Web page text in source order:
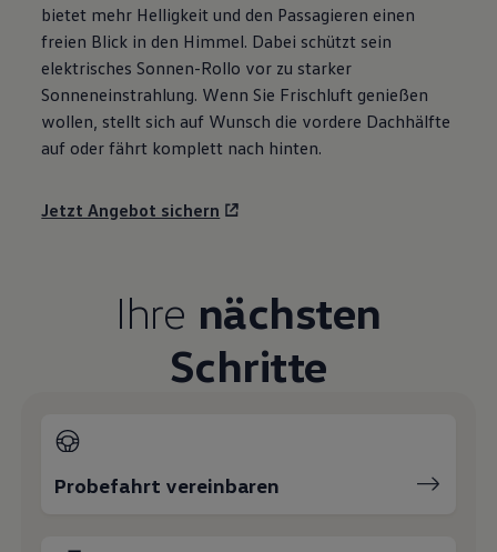
bietet mehr Helligkeit und den Passagieren einen
freien Blick in den Himmel. Dabei schützt sein
elektrisches Sonnen-Rollo vor zu starker
Sonneneinstrahlung. Wenn Sie Frischluft genießen
wollen, stellt sich auf Wunsch die vordere Dachhälfte
auf oder fährt komplett nach hinten.
Jetzt Angebot sichern
Ihre nächsten
Schritte
Probefahrt vereinbaren